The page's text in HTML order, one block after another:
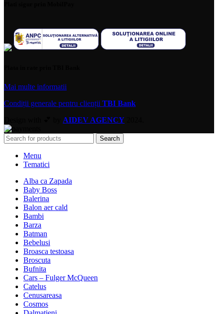
Mai multe informatii
Condiții generale pentru clienții TBI Bank
AIDEV AGENCY
Search
Menu
Tematici
Alba ca Zapada
Baby Boss
Balerina
Balon aer cald
Bambi
Barza
Batman
Bebelusi
Broasca testoasa
Broscuta
Bufnita
Cars – Fulger McQueen
Catelus
Cenusareasa
Cosmos